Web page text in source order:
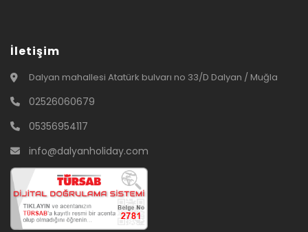
İletişim
Dalyan mahallesi Atatürk bulvarı no 33/D Dalyan / Muğla
02526060679
05356954117
info@dalyanholiday.com